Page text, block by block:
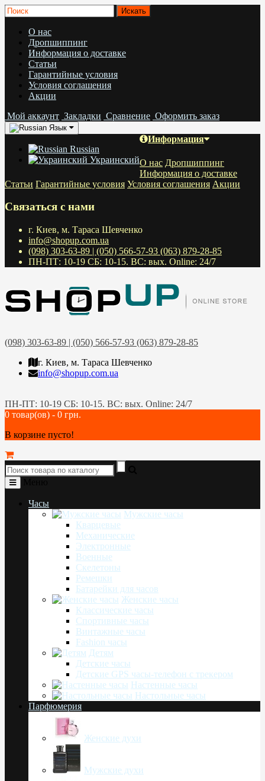
О нас
Дропшиппинг
Информация о доставке
Статьи
Гарантийные условия
Условия соглашения
Акции
Мой аккаунт Закладки Сравнение Оформить заказ
Язык
Russian
Украинский
Информация
О нас Дропшиппинг
Информация о доставке
Статьи Гарантийные условия Условия соглашения Акции
Связаться с нами
г. Киев, м. Тараса Шевченко
info@shopup.com.ua
(098) 303-63-89 | (050) 566-57-93 (063) 879-28-85
ПН-ПТ: 10-19 СБ: 10-15. ВС: вых. Online: 24/7
(098) 303-63-89 | (050) 566-57-93 (063) 879-28-85
г. Киев, м. Тараса Шевченко
info@shopup.com.ua
ПН-ПТ: 10-19 СБ: 10-15. ВС: вых. Online: 24/7
0 товар(ов) - 0 грн.
В корзине пусто!
Часы
Мужские часы
Кварцевые
Механические
Электронные
Военные
Скелетоны
Ремешки
Батарейки для часов
Женские часы
Классические часы
Спортивные часы
Винтажные часы
Fashion часы
Детям
Детские часы
Детские GPS часы-телефон с трекером
Настенные часы
Настольные часы
Парфюмерия
Женские духи
Мужские духи